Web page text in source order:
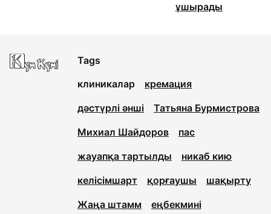
ұшырады
Tags
клиникалар
кремация
дәстүрлі әнші
Татьяна Бурмистрова
Михиал Шайдоров
пас
жауапқа тартылды
никаб кию
келісімшарт
қорғаушы
шақырту
Жаңа штамм
еңбекмині